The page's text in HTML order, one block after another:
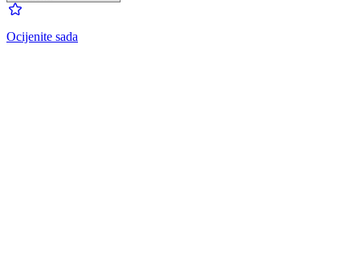
Ocijenite sada